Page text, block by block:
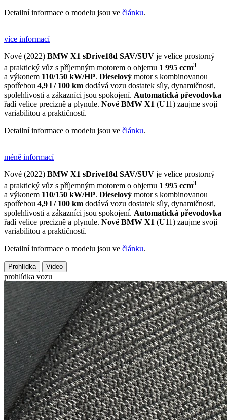
Detailní informace o modelu jsou ve článku.
více informací
Nové (2022) BMW X1 sDrive18d SAV/SUV je velice prostorný
a praktický vůz s příjemným motorem o objemu 1 995 ccm3
a výkonem 110/150 kW/HP. Dieselový motor s kombinovanou
spotřebou 4,9 l / 100 km dodává vozu dostatek síly, dynamičnosti,
spolehlivosti a zákazníci jsou spokojení. Automatická převodovka
řadí velice precizně a plynule. Nové BMW X1 (U11) zaujme svojí
variabilitou a praktičností.
Detailní informace o modelu jsou ve článku.
méně informací
Nové (2022) BMW X1 sDrive18d SAV/SUV je velice prostorný
a praktický vůz s příjemným motorem o objemu 1 995 ccm3
a výkonem 110/150 kW/HP. Dieselový motor s kombinovanou
spotřebou 4,9 l / 100 km dodává vozu dostatek síly, dynamičnosti,
spolehlivosti a zákazníci jsou spokojení. Automatická převodovka
řadí velice precizně a plynule. Nové BMW X1 (U11) zaujme svojí
variabilitou a praktičností.
Detailní informace o modelu jsou ve článku.
Prohlídka Video
prohlídka vozu